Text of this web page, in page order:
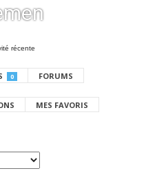
récente
0 FORUMS
MES FAVORIS